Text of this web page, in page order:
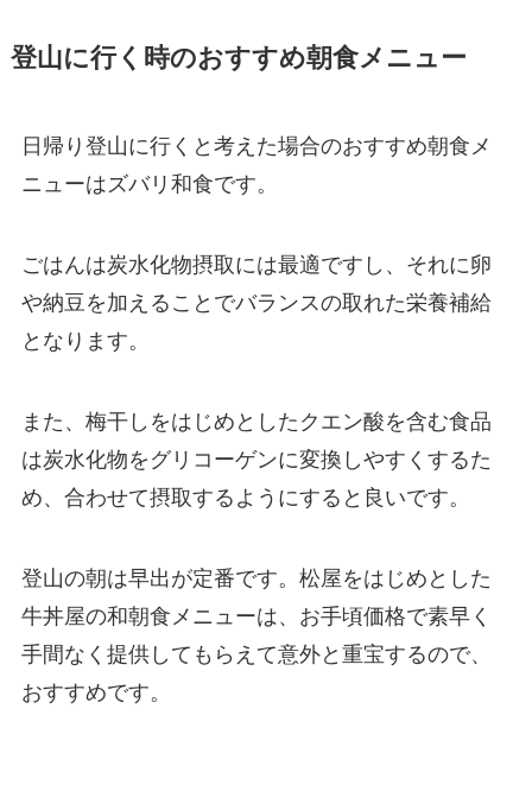
登山に行く時のおすすめ朝食メニュー
日帰り登山に行くと考えた場合のおすすめ朝食メ
ニューはズバリ和食です。
ごはんは炭水化物摂取には最適ですし、それに卵
や納豆を加えることでバランスの取れた栄養補給
となります。
また、梅干しをはじめとしたクエン酸を含む食品
は炭水化物をグリコーゲンに変換しやすくするた
め、合わせて摂取するようにすると良いです。
登山の朝は早出が定番です。松屋をはじめとした
牛丼屋の和朝食メニューは、お手頃価格で素早く
手間なく提供してもらえて意外と重宝するので、
おすすめです。